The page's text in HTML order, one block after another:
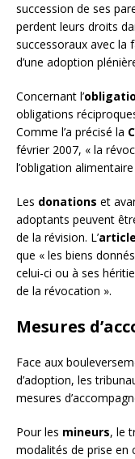
succession de ses
perdent leurs droits
successoraux avec la
d’une adoption
Concernant l’
obligations
Comme l’a précisé la
février 2007, « la
l’obligation
Les donations et
adoptants peuvent
de la révision. L’
que « les biens
celui-ci ou à ses
de la révocation ».
Mesures
Face aux
d’adoption, les
mesures
Pour les mineurs, le
modalités de prise en